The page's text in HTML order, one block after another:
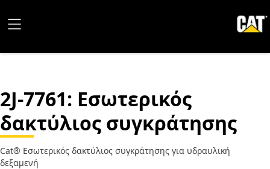
2J-7761: Εσωτερικός
δακτύλιος συγκράτησης
Cat® Εσωτερικός δακτύλιος συγκράτησης για υδραυλική
δεξαμενή